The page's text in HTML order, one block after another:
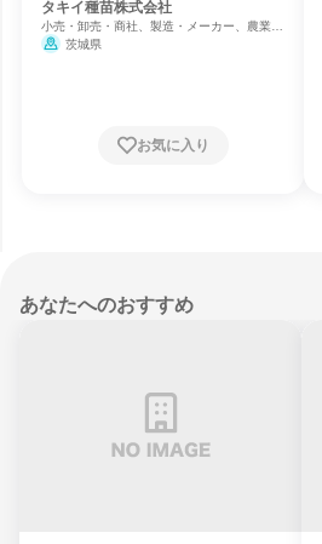
タキイ種苗株式会社
小売・卸売・商社、製造・メーカー、農業・
林業・水産業
茨城県
お気に入り
あなたへのおすすめ